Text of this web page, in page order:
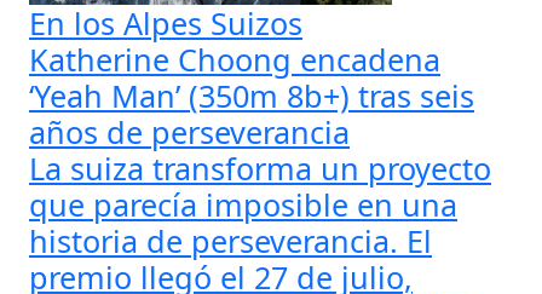
En los Alpes Suizos
Katherine Choong encadena
‘Yeah Man’ (350m 8b+) tras seis
años de perseverancia
La suiza transforma un proyecto
que parecía imposible en una
historia de perseverancia. El
premio llegó el 27 de julio,